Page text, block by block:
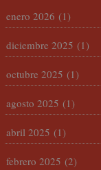
enero 2026 (1)
diciembre 2025 (1)
octubre 2025 (1)
agosto 2025 (1)
abril 2025 (1)
febrero 2025 (2)